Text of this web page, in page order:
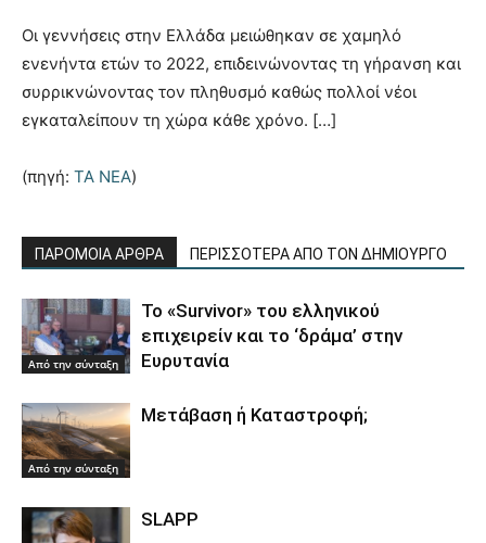
Οι γεννήσεις στην Ελλάδα μειώθηκαν σε χαμηλό
ενενήντα ετών το 2022, επιδεινώνοντας τη γήρανση και
συρρικνώνοντας τον πληθυσμό καθώς πολλοί νέοι
εγκαταλείπουν τη χώρα κάθε χρόνο. […]
(πηγή: TA NEA)
ΠΑΡΟΜΟΙΑ ΑΡΘΡΑ ΠΕΡΙΣΣΟΤΕΡΑ ΑΠΟ ΤΟΝ ΔΗΜΙΟΥΡΓΟ
Από την σύνταξη
Το «Survivor» του ελληνικού
επιχειρείν και το ‘δράμα’ στην
Ευρυτανία
Από την σύνταξη
Μετάβαση ή Καταστροφή;
SLAPP